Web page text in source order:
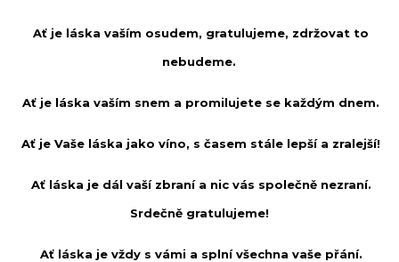
Ať je láska vaším osudem, gratulujeme, zdržovat to
nebudeme.
Ať je láska vaším snem a promilujete se každým dnem.
Ať je Vaše láska jako víno, s časem stále lepší a zralejší!
Ať láska je dál vaší zbraní a nic vás společně nezraní.
Srdečně gratulujeme!
Ať láska je vždy s vámi a splní všechna vaše přání.